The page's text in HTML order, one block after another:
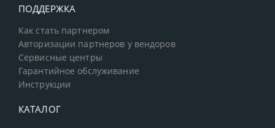
ПОДДЕРЖКА
Как стать партнером
Авторизации партнеров у вендоров
Сервисные центры
Гарантийное обслуживание
Инструкции
КАТАЛОГ